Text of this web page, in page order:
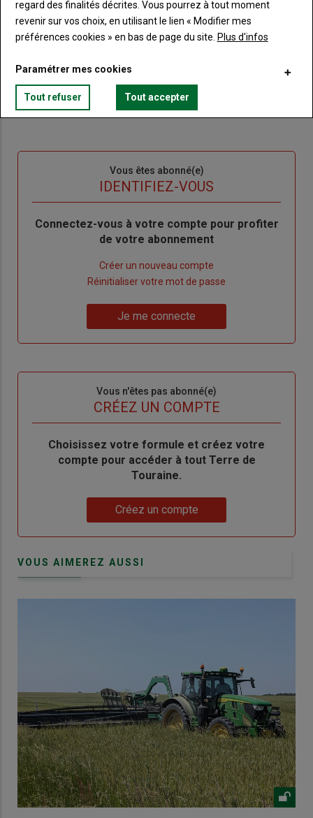
Liste
à
puce
Accédez à tous les articles du site Terre de Touraine
Consultez le journal Terre de Touraine au format
numérique, sur tous les supports
newsletter du journal Terre de Touraine
Vous êtes abonné(e)
IDENTIFIEZ-VOUS
Body
Connectez-vous à votre compte pour profiter
de votre abonnement
Créer un nouveau compte
de
Réinitialiser votre mot de passe
me
Je me connecte
Vous n'êtes pas abonné(e)
CRÉEZ UN COMPTE
BodyChoisissez votre formule et créez votre
compte pour accéder à tout Terre de
Touraine.
Créez un compte
VOUS AIMEREZ AUSSI
regard des finalités décrites. Vous pourrez à tout moment
revenir sur vos choix, en utilisant le lien « Modifier mes
préférences cookies » en bas de page du site. Plus d'infos
Paramétrer mes cookies
Tout refuser Tout accepter